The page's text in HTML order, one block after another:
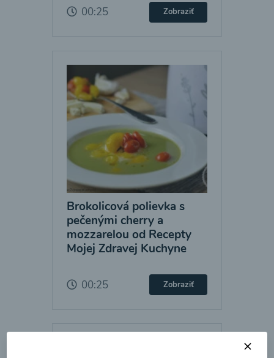
00:25 Zobraziť
Brokolicová polievka s
pečenými cherry a
mozzarelou od Recepty
Mojej Zdravej Kuchyne
00:25 Zobraziť